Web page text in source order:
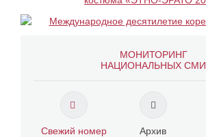
МОНИТОРИНГ
НАЦИОНАЛЬНЫХ СМИ
Свежий номер Архив